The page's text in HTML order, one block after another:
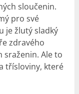
sloučenin.
pro své
je žlutý sladký
zdravého
sraženin. Ale to
třísloviny, které